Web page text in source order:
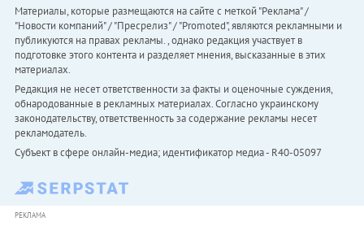
Материалы, которые размещаются на сайте с меткой "Реклама" /
"Новости компаний" / "Пресрелиз" / "Promoted", являются рекламными и
публикуются на правах рекламы. , однако редакция участвует в
подготовке этого контента и разделяет мнения, высказанные в этих
материалах.
Редакция не несет ответственности за факты и оценочные суждения,
обнародованные в рекламных материалах. Согласно украинскому
законодательству, ответственность за содержание рекламы несет
рекламодатель.
Субъект в сфере онлайн-медиа; идентификатор медиа - R40-05097
РЕКЛАМА